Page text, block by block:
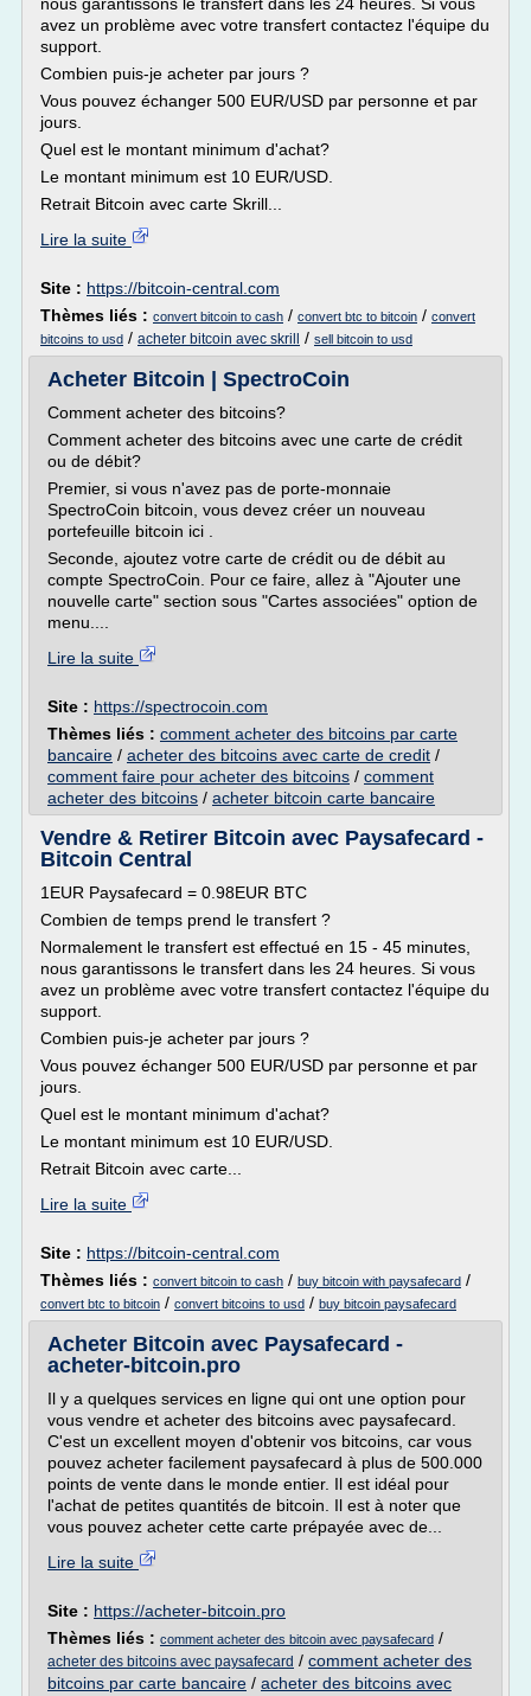
avez un problème avec votre transfert contactez l'équipe du
support.
Combien puis-je acheter par jours ?
Vous pouvez échanger 500 EUR/USD par personne et par
jours.
Quel est le montant minimum d'achat?
Le montant minimum est 10 EUR/USD.
Retrait Bitcoin avec carte Skrill...
Lire la suite
Site : https://bitcoin-central.com
Thèmes liés : convert bitcoin to cash / convert btc to bitcoin / convert
bitcoins to usd / acheter bitcoin avec skrill / sell bitcoin to usd
Acheter Bitcoin | SpectroCoin
Comment acheter des bitcoins?
Comment acheter des bitcoins avec une carte de crédit
ou de débit?
Premier, si vous n'avez pas de porte-monnaie
SpectroCoin bitcoin, vous devez créer un nouveau
portefeuille bitcoin ici .
Seconde, ajoutez votre carte de crédit ou de débit au
compte SpectroCoin. Pour ce faire, allez à "Ajouter une
nouvelle carte" section sous "Cartes associées" option de
menu....
Lire la suite
Site : https://spectrocoin.com
Thèmes liés : comment acheter des bitcoins par carte
bancaire / acheter des bitcoins avec carte de credit /
comment faire pour acheter des bitcoins / comment
acheter des bitcoins / acheter bitcoin carte bancaire
Vendre & Retirer Bitcoin avec Paysafecard -
Bitcoin Central
1EUR Paysafecard = 0.98EUR BTC
Combien de temps prend le transfert ?
Normalement le transfert est effectué en 15 - 45 minutes,
nous garantissons le transfert dans les 24 heures. Si vous
avez un problème avec votre transfert contactez l'équipe du
support.
Combien puis-je acheter par jours ?
Vous pouvez échanger 500 EUR/USD par personne et par
jours.
Quel est le montant minimum d'achat?
Le montant minimum est 10 EUR/USD.
Retrait Bitcoin avec carte...
Lire la suite
Site : https://bitcoin-central.com
Thèmes liés : convert bitcoin to cash / buy bitcoin with paysafecard /
convert btc to bitcoin / convert bitcoins to usd / buy bitcoin paysafecard
Acheter Bitcoin avec Paysafecard -
acheter-bitcoin.pro
Il y a quelques services en ligne qui ont une option pour
vous vendre et acheter des bitcoins avec paysafecard.
C'est un excellent moyen d'obtenir vos bitcoins, car vous
pouvez acheter facilement paysafecard à plus de 500.000
points de vente dans le monde entier. Il est idéal pour
l'achat de petites quantités de bitcoin. Il est à noter que
vous pouvez acheter cette carte prépayée avec de...
Lire la suite
Site : https://acheter-bitcoin.pro
Thèmes liés : comment acheter des bitcoin avec paysafecard /
acheter des bitcoins avec paysafecard / comment acheter des
bitcoins par carte bancaire / acheter des bitcoins avec